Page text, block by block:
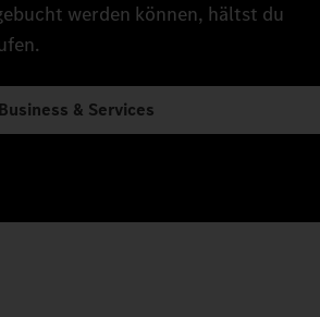
werden können, hältst du
Business & Services